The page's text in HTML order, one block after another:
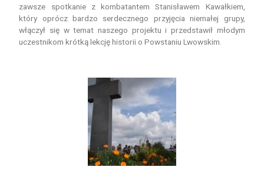
zawsze spotkanie z kombatantem Stanisławem Kawałkiem,
który oprócz bardzo serdecznego przyjęcia niemałej grupy,
włączył się w temat naszego projektu i przedstawił młodym
uczestnikom krótką lekcję historii o Powstaniu Lwowskim.